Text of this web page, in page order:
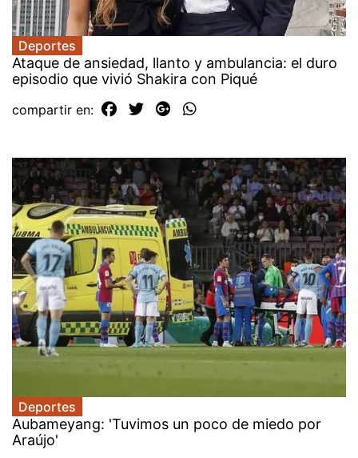
Deportes
Ataque de ansiedad, llanto y ambulancia: el duro
episodio que vivió Shakira con Piqué
compartir en:
Deportes
Aubameyang: 'Tuvimos un poco de miedo por
Araújo'